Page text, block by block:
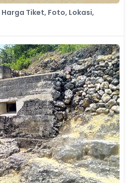
Tiket, Foto, Lokasi,